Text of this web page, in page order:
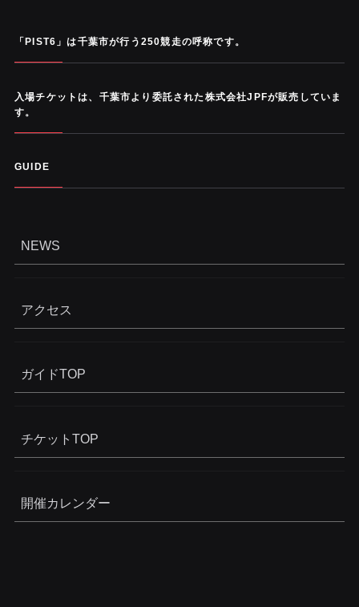
「PIST6」は千葉市が行う250競走の呼称です。
入場チケットは、千葉市より委託された株式会社JPFが販売していま
す。
GUIDE
NEWS
アクセス
ガイドTOP
チケットTOP
開催カレンダー